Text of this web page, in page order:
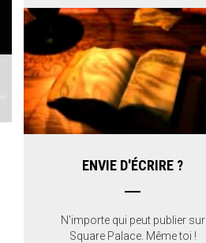
ENVIE D'ÉCRIRE ?
N'importe qui peut publier sur
Square Palace. Même toi !